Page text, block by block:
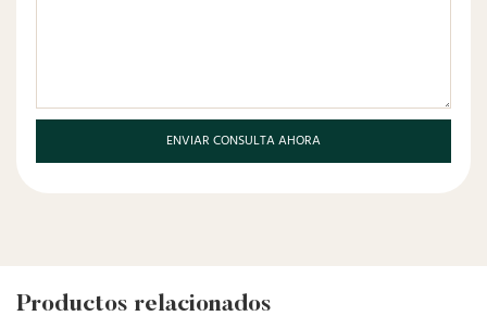
ENVIAR CONSULTA AHORA
Productos relacionados